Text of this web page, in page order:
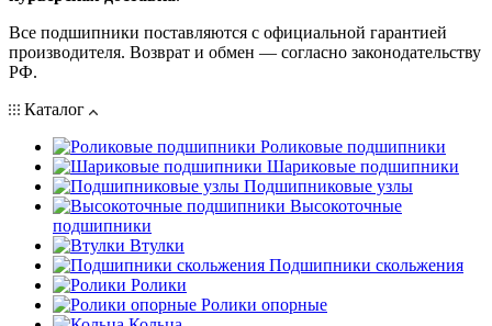
Все подшипники поставляются с официальной гарантией
производителя. Возврат и обмен — согласно законодательству
РФ.
Каталог
Роликовые подшипники
Шариковые подшипники
Подшипниковые узлы
Высокоточные
подшипники
Втулки
Подшипники скольжения
Ролики
Ролики опорные